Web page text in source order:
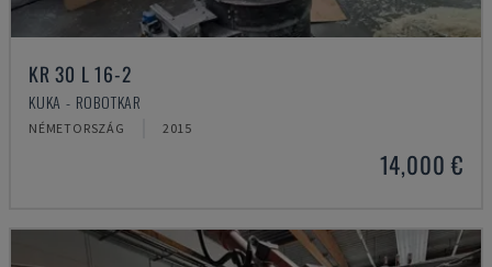
KR 30 L 16-2
KUKA - ROBOTKAR
NÉMETORSZÁG 2015
14,000 €